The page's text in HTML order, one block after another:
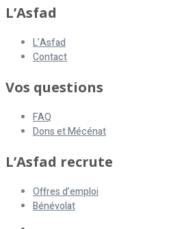
L’Asfad
L’Asfad
Contact
Vos questions
FAQ
Dons et Mécénat
L’Asfad recrute
Offres d’emploi
Bénévolat